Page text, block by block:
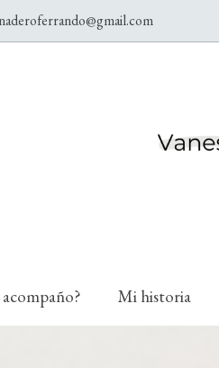
acompaño? Mi historia